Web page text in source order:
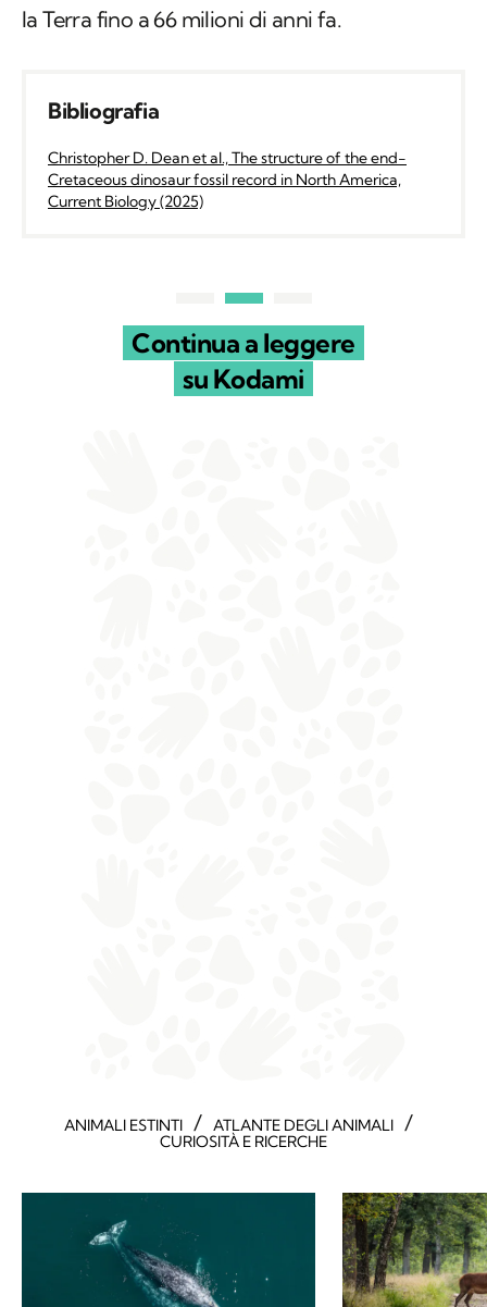
la Terra fino a 66 milioni di anni fa.
Bibliografia
Christopher D. Dean et al., The structure of the end-
Cretaceous dinosaur fossil record in North America,
Current Biology (2025)
Continua a leggere
su Kodami
ANIMALI ESTINTI / ATLANTE DEGLI ANIMALI /
CURIOSITÀ E RICERCHE